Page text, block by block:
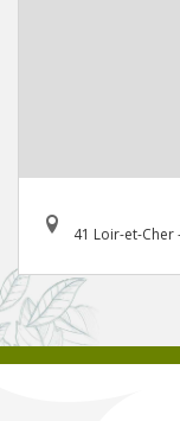
41 Loir-et-Cher